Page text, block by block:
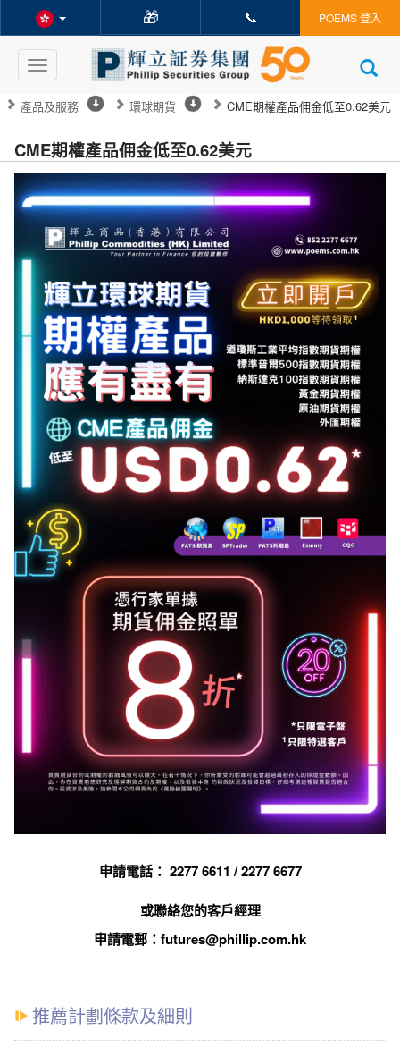
🎁 📞 POEMS 登入
Toggle
navigation
產品及服務 環球期貨 CME期權產品佣金低至0.62美元
CME期權產品佣金低至0.62美元
申請電話： 2277 6611 / 2277 6677
或聯絡您的客戶經理
申請電郵：futures@phillip.com.hk
推薦計劃條款及細則